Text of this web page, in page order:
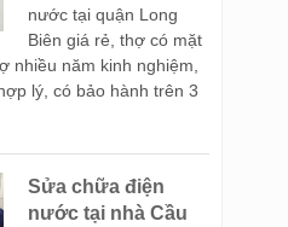
nước tại quận Long
Biên giá rẻ, thợ có mặt
nhiều năm kinh nghiệm,
lý, có bảo hành trên 3
Sửa chữa điện
nước tại nhà Cầu